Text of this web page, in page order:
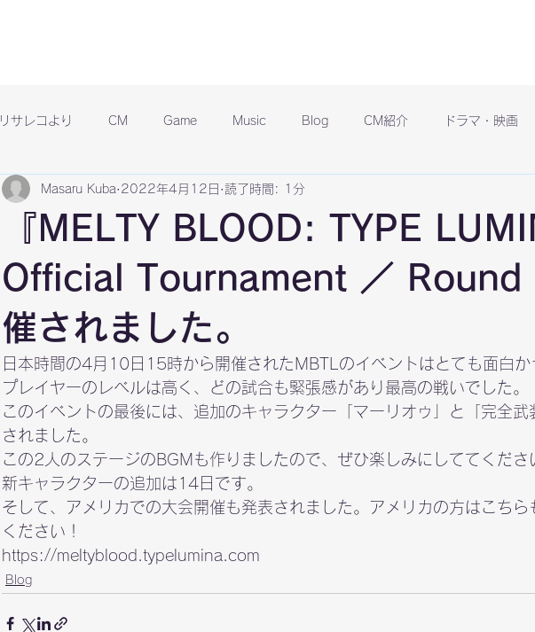
リサレコより CM Game Music Blog CM紹介 ドラマ・映画
『MELTY BLOOD: TYPE
Official Tournament ／ Round
催されました。
Masaru Kuba 2022年4月12日 読了時間: 1分
日本時間の4月10日15時から開催されたMBTLのイベントはとても面白か
プレイヤーのレベルは高く、どの試合も緊張感があり最高の戦いでした。
このイベントの最後には、追加のキャラクター「マーリオゥ」と「完全武
されました。
この2人のステージのBGMも作りましたので、ぜひ楽しみにしててくださ
新キャラクターの追加は14日です。
そして、アメリカでの大会開催も発表されました。アメリカの方はこちら
ください！
https://meltyblood.typelumina.com
Blog